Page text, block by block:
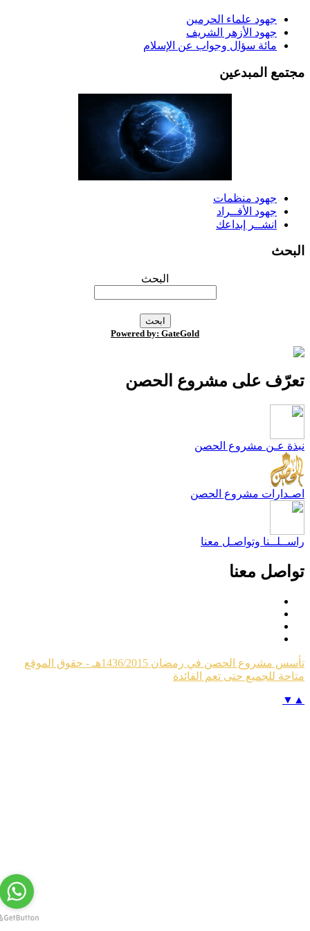
جهود علماء الحرمين
جهود الأزهر الشريف
مائة سؤال وجواب عن الإسلام
المبدعين
جهود منظمات
جهود الأفــراد
انشــر إبداعك
البحث
Powered by: GateGold
على مشروع الحصن
عـن مشروع الحصن
مشروع الحصن
وتواصـل معنا
معنا
تأسس مشروع الحصن في رمضان 1436/2015هـ - حقوق الموقع
للجميع حتى تعم الفائدة
▼